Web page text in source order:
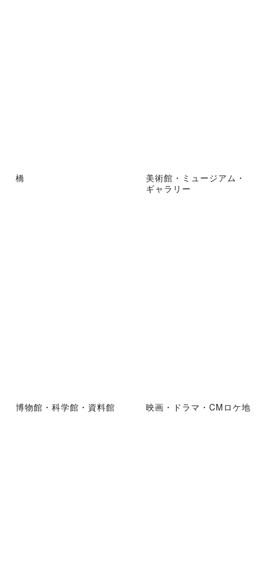
橋
美術館・ミュージアム・
ギャラリー
博物館・科学館・資料館 映画・ドラマ・CMロケ地